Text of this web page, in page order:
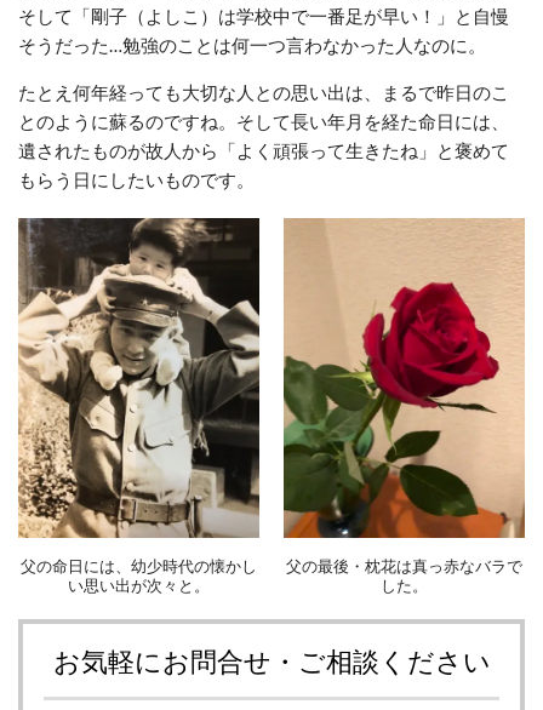
そして「剛子（よしこ）は学校中で一番足が早い！」と自慢
そうだった…勉強のことは何一つ言わなかった人なのに。
たとえ何年経っても大切な人との思い出は、まるで昨日のこ
とのように蘇るのですね。そして長い年月を経た命日には、
遺されたものが故人から「よく頑張って生きたね」と褒めて
もらう日にしたいものです。
父の命日には、幼少時代の懐かし
い思い出が次々と。
父の最後・枕花は真っ赤なバラで
した。
お気軽にお問合せ・ご相談ください